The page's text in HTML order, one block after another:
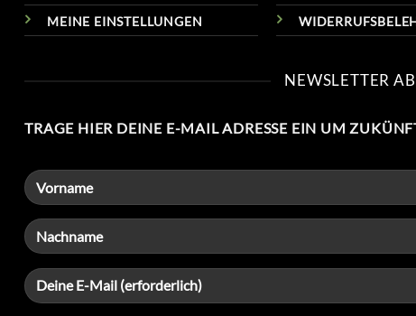
MEINE EINSTELLUNGEN
NEWSLETTER
TRAGE HIER DEINE E-MAIL ADRESSE EIN UM